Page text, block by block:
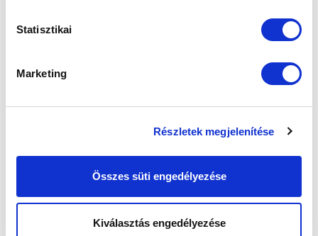
Statisztikai
Marketing
Részletek megjelenítése
Összes süti engedélyezése
Kiválasztás engedélyezése